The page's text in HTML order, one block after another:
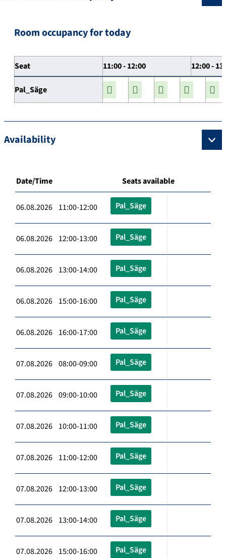
Room occupancy for today
Seat 11:00 - 12:00 12:00 -
Pal_Säge
Availability
Date/Time Seats available
06.08.2026 11:00-12:00 Pal_Säge
06.08.2026 12:00-13:00 Pal_Säge
06.08.2026 13:00-14:00 Pal_Säge
06.08.2026 15:00-16:00 Pal_Säge
06.08.2026 16:00-17:00 Pal_Säge
07.08.2026 08:00-09:00 Pal_Säge
07.08.2026 09:00-10:00 Pal_Säge
07.08.2026 10:00-11:00 Pal_Säge
07.08.2026 11:00-12:00 Pal_Säge
07.08.2026 12:00-13:00 Pal_Säge
07.08.2026 13:00-14:00 Pal_Säge
07.08.2026 15:00-16:00 Pal_Säge